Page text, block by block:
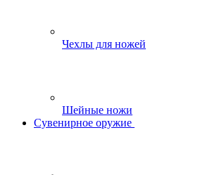
Чехлы для ножей
Шейные ножи
Сувенирное оружие